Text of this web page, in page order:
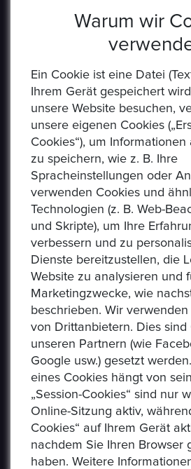
Epoxa ist eine Online-Plattform,
Sammlerstücke auf einer E-
Formaten Jetzt kaufen / Angebot /
verkaufen können. Epoxa bietet
Umtauschservice von DM zu EUR
Service können Personen, die
den regionalen Standorten der
(www.ezb.europa.eu), ihre DM-
Warum wir
Ein Cookie ist eine Datei
Ihrem Gerät gespeichert
unsere Website besuchen,
unsere eigenen Cookies
Cookies“), um
zu speichern, wie z. B. Ihre
Spracheinstellungen oder
verwenden Cookies und
Technologien (z. B. Web-
und Skripte), um Ihre
verbessern und zu
Dienste bereitzustellen, die
Website zu analysieren und
Marketingzwecke, wie
beschrieben. Wir
von Drittanbietern. Dies sind
unseren Partnern (wie
Google usw.) gesetzt
eines Cookies hängt von
„Session-Cookies“ sind nur
Online-Sitzung aktiv,
Cookies“ auf Ihrem Gerät
nachdem Sie Ihren Browser
haben. Weitere